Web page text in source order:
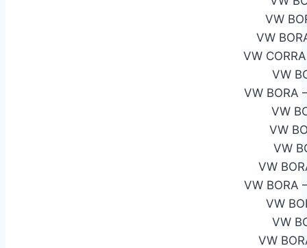
VW
VW
VW
VW
VW BORA
VW
VW
VW
VW
VW BORA
VW
VW
VW